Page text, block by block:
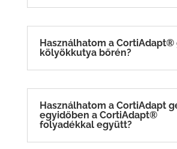
Használhatom a
kölyökkutya bőrén?
Használhatom a CortiAdapt
egyidőben a CortiAdapt®
folyadékkal együtt?